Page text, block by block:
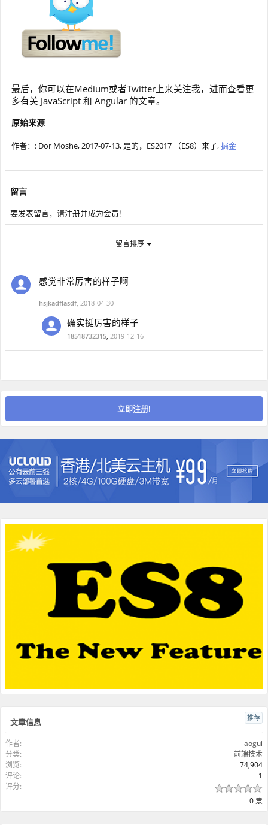
最后，你可以在Medium或者Twitter上来关注我，进而查看更
多有关 JavaScript 和 Angular 的文章。
原始来源
作者：: Dor Moshe,2017-07-13, 是的，ES2017 （ES8）来了,掘金
留言
要发表留言，请注册并成为会员！
留言排序
感觉非常厉害的样子啊
hsjkadflasdf, 2018-04-30
确实挺厉害的样子
18518732315, 2019-12-16
立即注册!
推荐
文章信息
作者:
laogui
分类:
前端技术
浏览:
74,904
评论:
1
评分:
0 票